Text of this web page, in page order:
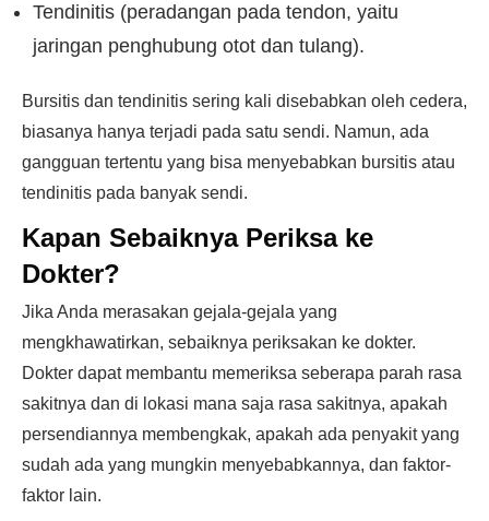
Tendinitis (peradangan pada tendon, yaitu
jaringan penghubung otot dan tulang).
Bursitis dan tendinitis sering kali disebabkan oleh cedera,
biasanya hanya terjadi pada satu sendi. Namun, ada
gangguan tertentu yang bisa menyebabkan bursitis atau
tendinitis pada banyak sendi.
Kapan Sebaiknya Periksa ke
Dokter?
Jika Anda merasakan gejala-gejala yang
mengkhawatirkan, sebaiknya periksakan ke dokter.
Dokter dapat membantu memeriksa seberapa parah rasa
sakitnya dan di lokasi mana saja rasa sakitnya, apakah
persendiannya membengkak, apakah ada penyakit yang
sudah ada yang mungkin menyebabkannya, dan faktor-
faktor lain.